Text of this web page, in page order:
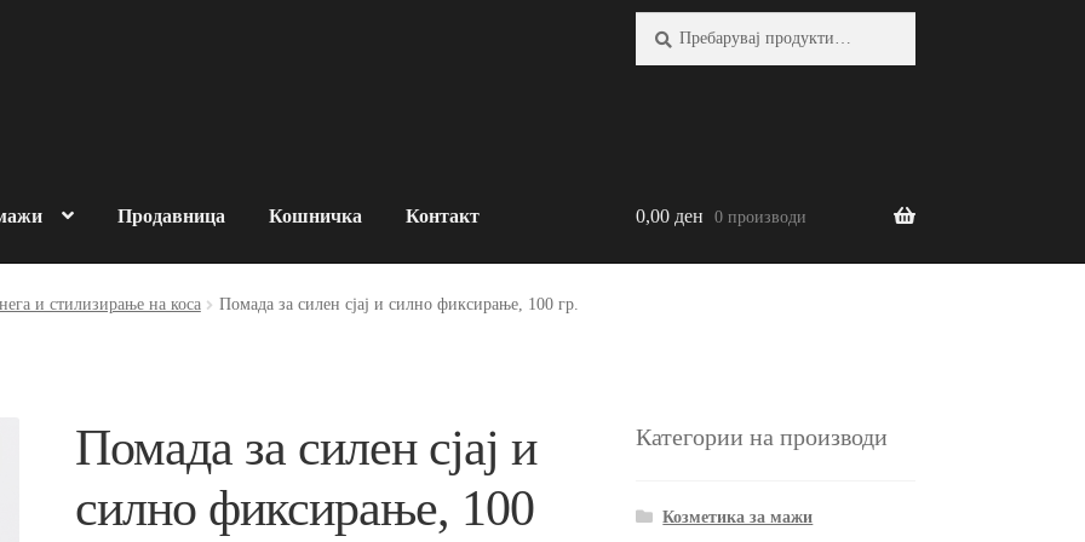
Продавница Кошничка Контакт 0,00 ден 0 производи
и стилизирање на коса Помада за силен сјај и силно фиксирање, 100 гр.
Помада за силен сјај и
силно фиксирање, 100
Категории на производи
Козметика за мажи